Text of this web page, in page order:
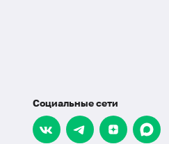
Социальные сети